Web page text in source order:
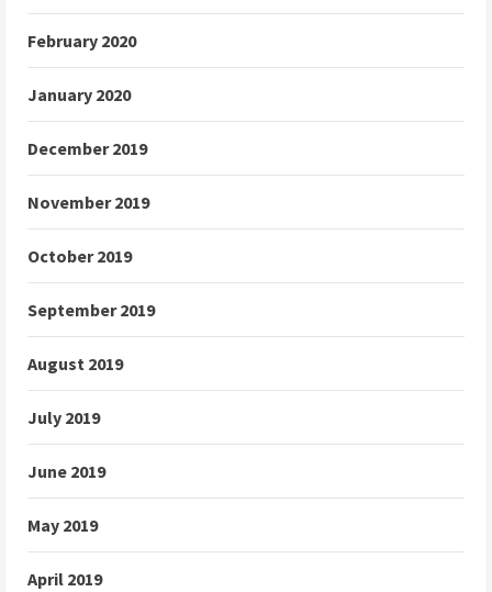
February 2020
January 2020
December 2019
November 2019
October 2019
September 2019
August 2019
July 2019
June 2019
May 2019
April 2019